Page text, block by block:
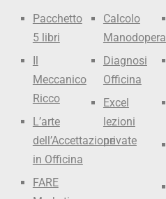
Pacchetto
5 libri
Meccanico
Ricco
L’arte
dell’Accettazione
in Officina
FARE
Calcolo
Manodopera
Diagnosi
Officina
Excel
lezioni
private